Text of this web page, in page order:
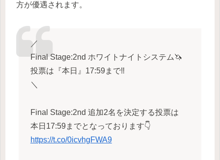
方が優遇されます。
／
Final Stage:2nd ホワイトナイトシステム🦄
投票は『本日』17:59まで‼
＼
Final Stage:2nd 追加2名を決定する投票は
本日17:59までとなっております👇
https://t.co/0icvhgFWA9